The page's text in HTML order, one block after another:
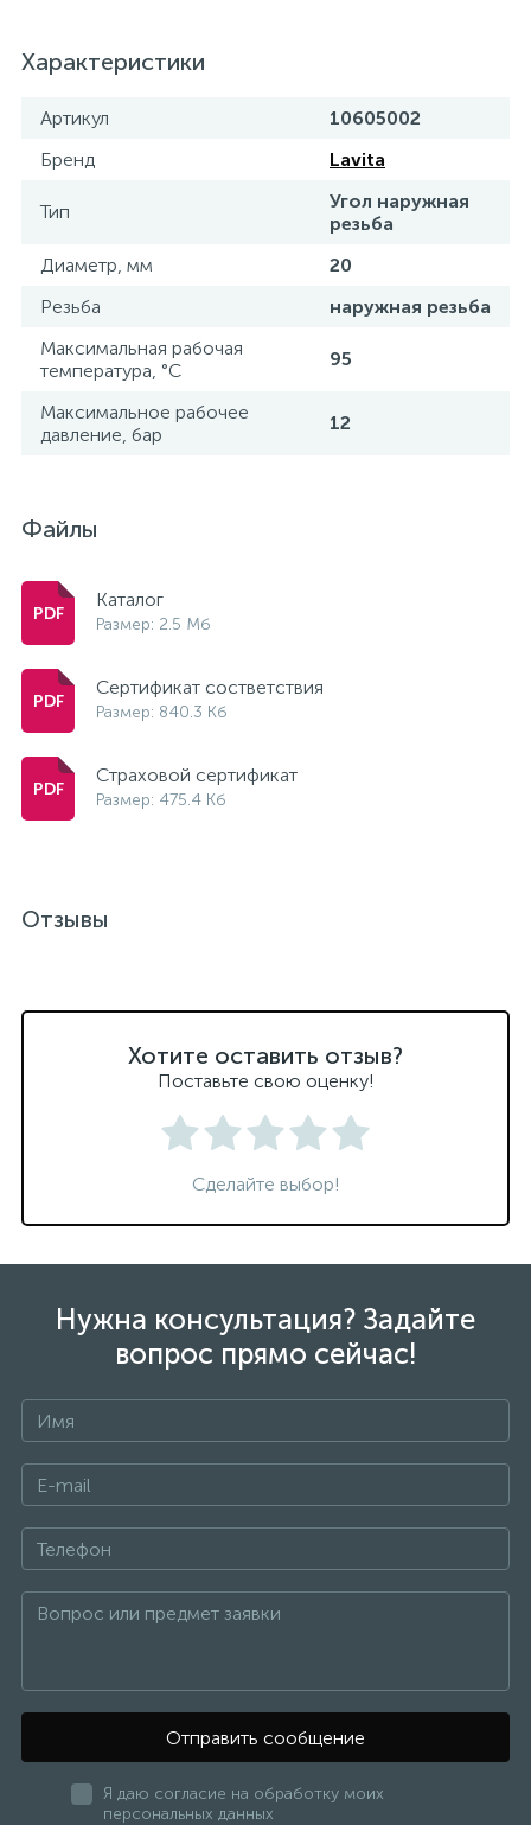
Характеристики
Артикул
10605002
Бренд
Lavita
Тип
Угол наружная
резьба
Диаметр, мм
20
Резьба
наружная резьба
Максимальная рабочая
температура, °С
95
Максимальное рабочее
давление, бар
12
Файлы
Каталог
Размер: 2.5 Мб
Сертификат состветствия
Размер: 840.3 Кб
Страховой сертификат
Размер: 475.4 Кб
Отзывы
Хотите оставить отзыв?
Поставьте свою оценку!
Сделайте выбор!
Нужна консультация? Задайте
вопрос прямо сейчас!
Отправить сообщение
Я даю согласие на обработку моих
персональных данных